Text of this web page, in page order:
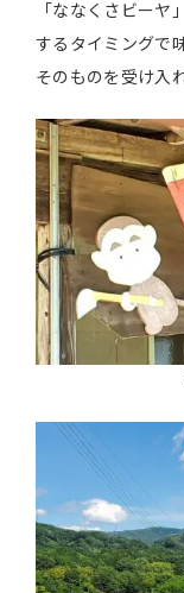
「ななくさビー
するタイミングで
そのものを受け入